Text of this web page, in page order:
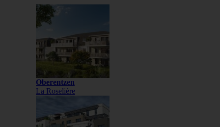
Oberentzen
La Roselière